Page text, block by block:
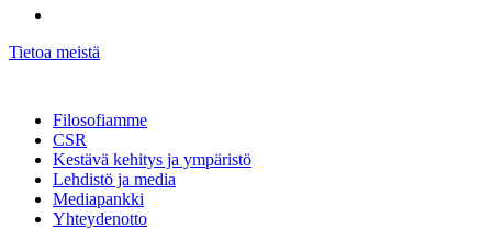
Tietoa meistä
Filosofiamme
CSR
Kestävä kehitys ja ympäristö
Lehdistö ja media
Mediapankki
Yhteydenotto